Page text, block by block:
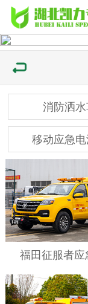
消防洒
移动应急
福田征服者应